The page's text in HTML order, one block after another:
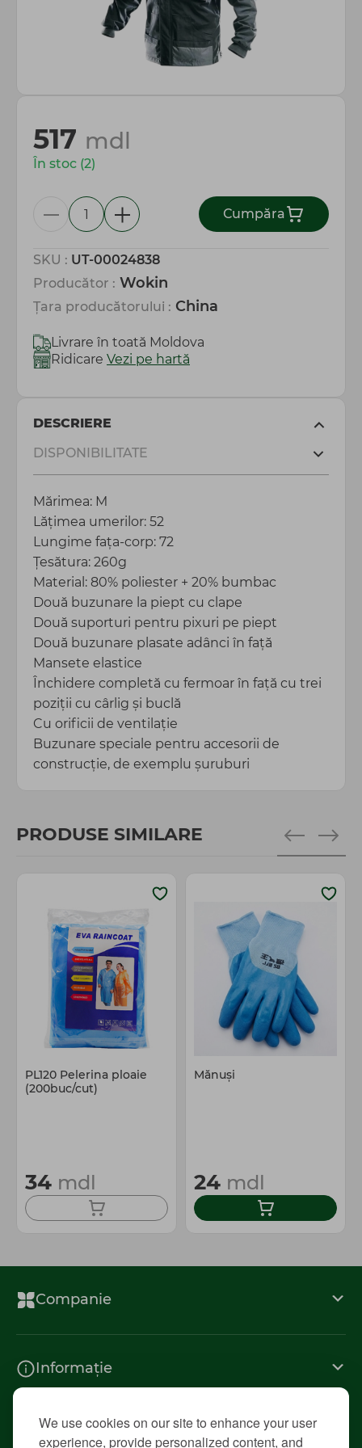
We use cookies on our site to enhance your user
experience, provide personalized content, and
Totul pentru gospodărie
SKU : UT-00024838
Producător : Wokin
Țara producătorului : China
517 mdl
În stoc (2)
Сumpăra
Livrare în toată Moldova
Ridicare Vezi pe hartă
DESCRIERE
DISPONIBILITATE
Mărimea: M
Lățimea umerilor: 52
Lungime fața-corp: 72
Țesătura: 260g
Material: 80% poliester + 20% bumbac
Două buzunare la piept cu clape
Două suporturi pentru pixuri pe piept
Două buzunare plasate adânci în față
Mansete elastice
Închidere completă cu fermoar în față cu trei
poziții cu cârlig și buclă
Cu orificii de ventilație ​
Buzunare speciale pentru accesorii de
construcție, de exemplu șuruburi
PRODUSE SIMILARE
PL120 Pelerina ploaie
(200buc/cut)
34 mdl
Mănuși
24 mdl
Companie
Informație
Contacte